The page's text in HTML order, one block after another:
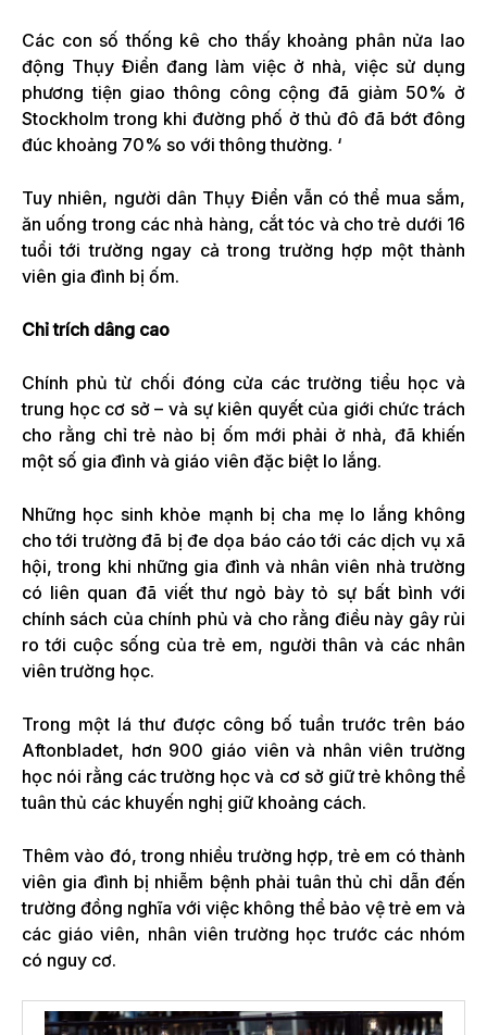
Các con số thống kê cho thấy khoảng phân nửa lao
động Thụy Điển đang làm việc ở nhà, việc sử dụng
phương tiện giao thông công cộng đã giảm 50% ở
Stockholm trong khi đường phố ở thủ đô đã bớt đông
đúc khoảng 70% so với thông thường. ‘
Tuy nhiên, người dân Thụy Điển vẫn có thể mua sắm,
ăn uống trong các nhà hàng, cắt tóc và cho trẻ dưới 16
tuổi tới trường ngay cả trong trường hợp một thành
viên gia đình bị ốm.
Chỉ trích dâng cao
Chính phủ từ chối đóng cửa các trường tiểu học và
trung học cơ sở – và sự kiên quyết của giới chức trách
cho rằng chỉ trẻ nào bị ốm mới phải ở nhà, đã khiến
một số gia đình và giáo viên đặc biệt lo lắng.
Những học sinh khỏe mạnh bị cha mẹ lo lắng không
cho tới trường đã bị đe dọa báo cáo tới các dịch vụ xã
hội, trong khi những gia đình và nhân viên nhà trường
có liên quan đã viết thư ngỏ bày tỏ sự bất bình với
chính sách của chính phủ và cho rằng điều này gây rủi
ro tới cuộc sống của trẻ em, người thân và các nhân
viên trường học.
Trong một lá thư được công bố tuần trước trên báo
Aftonbladet, hơn 900 giáo viên và nhân viên trường
học nói rằng các trường học và cơ sở giữ trẻ không thể
tuân thủ các khuyến nghị giữ khoảng cách.
Thêm vào đó, trong nhiều trường hợp, trẻ em có thành
viên gia đình bị nhiễm bệnh phải tuân thủ chỉ dẫn đến
trường đồng nghĩa với việc không thể bảo vệ trẻ em và
các giáo viên, nhân viên trường học trước các nhóm
có nguy cơ.